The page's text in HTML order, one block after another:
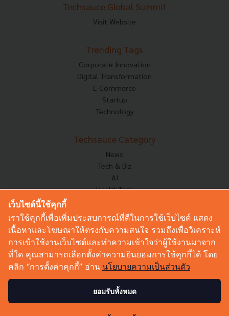
Techsauce Global Summit
Visit Website
Trending Tags
Corporate Innovation
Digital Transformation
E-Commerce
Startup
Technology
Techsauce Category
News
Tech & Biz
AI
HealthTech
Corp Innov
Saucy Thoughts
Based On
Sustainable
Videos
Podcast
เว็บไซต์นี้ใช้คุกกี้
เราใช้คุกกี้เพื่อเพิ่มประสบการณ์ที่ดีในการใช้เว็บไซต์ แสดง
เนื้อหาและโฆษณาให้ตรงกับความสนใจ รวมถึงเพื่อวิเคราะห์
การเข้าใช้งานเว็บไซต์และทำความเข้าใจว่าผู้ใช้งานมาจาก
ที่ใด คุณสามารถเลือกตั้งค่าความยินยอมการใช้คุกกี้ได้ โดย
คลิก “การตั้งค่าคุกกี้” อ่าน นโยบายความเป็นส่วนตัว
ยอมรับทั้งหมด